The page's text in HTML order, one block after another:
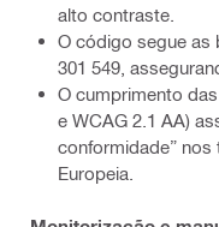
alto contraste.
O código segue as
301 549,
O cumprimento
e WCAG 2.1 AA)
conformidade” nos
Europeia.